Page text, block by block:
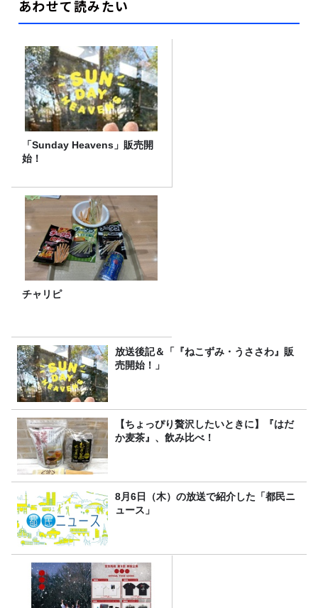
あわせて読みたい
「Sunday Heavens」販売開
始！
チャリピ
放送後記＆「『ねこずみ・うささわ』販
売開始！」
【ちょっぴり贅沢したいときに】『はだ
か麦茶』、飲み比べ！
8月6日（木）の放送で紹介した「都民ニ
ュース」